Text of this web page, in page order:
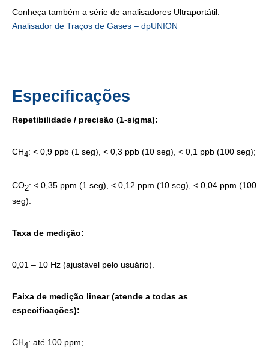
Conheça também a série de analisadores Ultraportátil:
Analisador de Traços de Gases – dpUNION
Especificações
Repetibilidade / precisão (1-sigma):
CH4: < 0,9 ppb (1 seg), < 0,3 ppb (10 seg), < 0,1 ppb (100 seg);
CO2: < 0,35 ppm (1 seg), < 0,12 ppm (10 seg), < 0,04 ppm (100
seg).
Taxa de medição:
0,01 – 10 Hz (ajustável pelo usuário).
Faixa de medição linear (atende a todas as
especificações):
CH4: até 100 ppm;